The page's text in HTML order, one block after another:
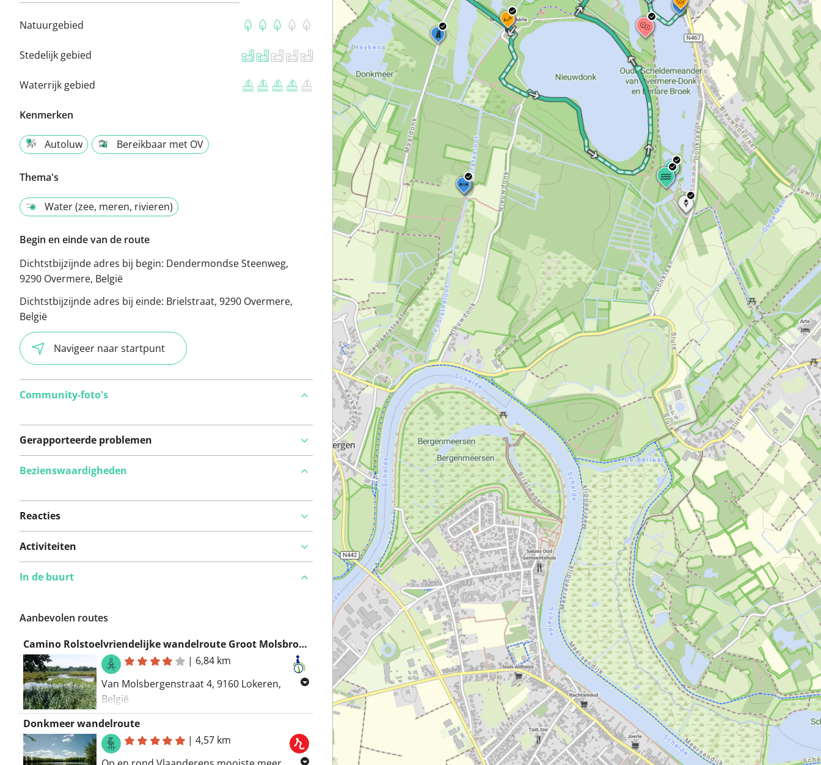
Natuurgebied
Stedelijk gebied
Waterrijk gebied
Kenmerken
Autoluw Bereikbaar met OV
Thema's
Water (zee, meren, rivieren)
Begin en einde van de route
Dichtstbijzijnde adres bij begin: Dendermondse Steenweg,
9290 Overmere, België
Dichtstbijzijnde adres bij einde: Brielstraat, 9290 Overmere,
België
Navigeer naar startpunt
Community-foto's
Gerapporteerde problemen
problemen op deze
Iets opgevallen op deze route?
Bezienswaardigheden
Reacties
Activiteiten
In de buurt
Aanbevolen routes
Camino Rolstoelvriendelijke wandelroute Groot Molsbroek Lokeren (lange route)
| 6,84 km
Van Molsbergenstraat 4, 9160 Lokeren,
België
Naar Waasmunsterbaan 59, 9160 Lokeren,
België
Routering Wandel - mooiste
Donkmeer wandelroute
|4,57 km